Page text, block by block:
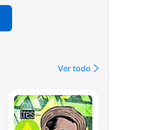
Ver todo